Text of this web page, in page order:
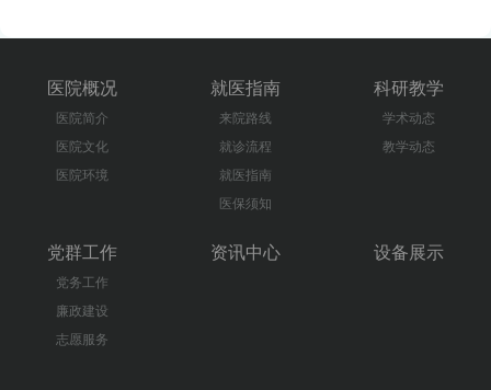
医院概况
医院简介
医院文化
医院环境
就医指南
来院路线
就诊流程
就医指南
医保须知
科研教学
学术动态
教学动态
党群工作
党务工作
廉政建设
志愿服务
资讯中心 设备展示